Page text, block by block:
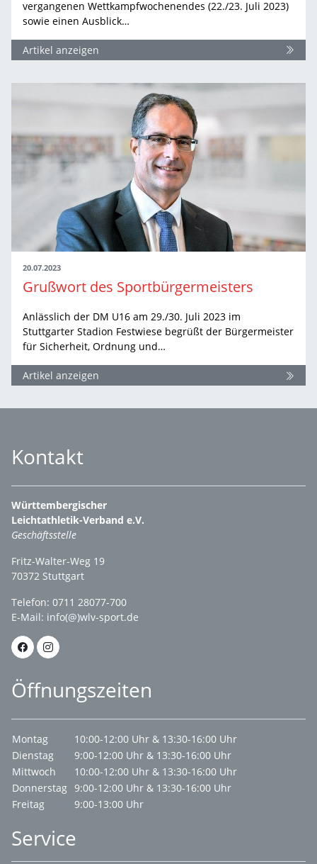
vergangenen Wettkampfwochenendes (22./23. Juli 2023)
sowie einen Ausblick…
Artikel anzeigen
20.07.2023
Grußwort des Sportbürgermeisters
Anlässlich der DM U16 am 29./30. Juli 2023 im
Stuttgarter Stadion Festwiese begrüßt der Bürgermeister
für Sicherheit, Ordnung und…
Artikel anzeigen
Kontakt
Württembergischer
Leichtathletik-Verband e.V.
Geschäftsstelle
Fritz-Walter-Weg 19
70372 Stuttgart
Telefon: 0711 28077-700
E-Mail: info(@)wlv-sport.de
Öffnungszeiten
Montag
10:00-12:00 Uhr & 13:30-16:00 Uhr
Dienstag
9:00-12:00 Uhr & 13:30-16:00 Uhr
Mittwoch
10:00-12:00 Uhr & 13:30-16:00 Uhr
Donnerstag 9:00-12:00 Uhr & 13:30-16:00 Uhr
Freitag
9:00-13:00 Uhr
Service